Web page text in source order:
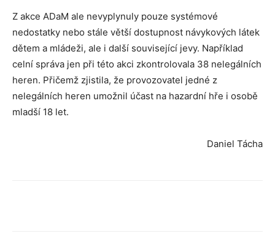
Z akce ADaM ale nevyplynuly pouze systémové
nedostatky nebo stále větší dostupnost návykových látek
dětem a mládeži, ale i další související jevy. Například
celní správa jen při této akci zkontrolovala 38 nelegálních
heren. Přičemž zjistila, že provozovatel jedné z
nelegálních heren umožnil účast na hazardní hře i osobě
mladší 18 let.
Daniel Tácha